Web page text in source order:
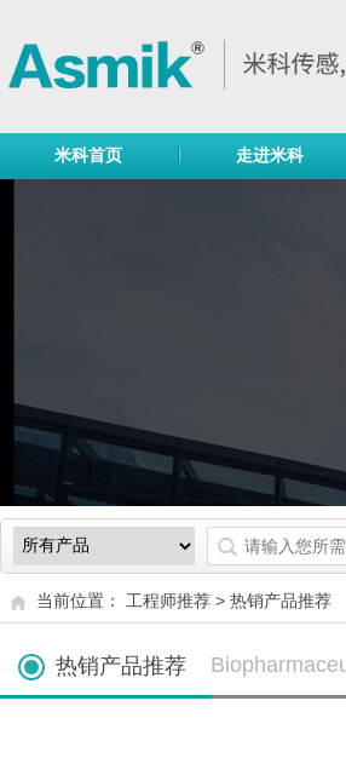
米科首页 走进米科
当前位置： 工程师推荐 > 热销产品推荐
热销产品推荐